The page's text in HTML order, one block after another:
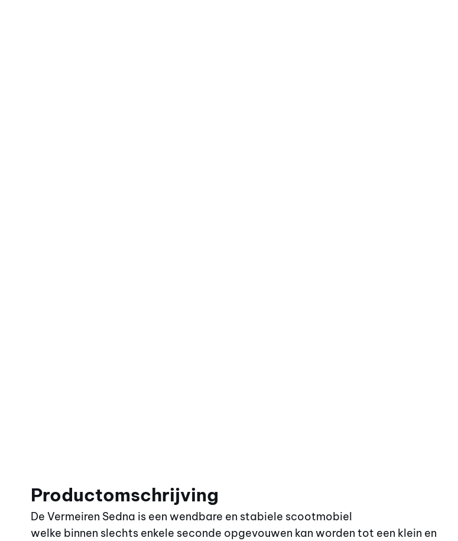
Productomschrijving
De Vermeiren Sedna is een wendbare en stabiele scootmobiel
welke binnen slechts enkele seconde opgevouwen kan worden tot een klein en